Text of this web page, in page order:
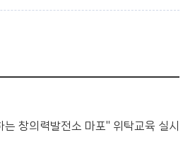
창의력발전소 마포" 위탁교육 실시